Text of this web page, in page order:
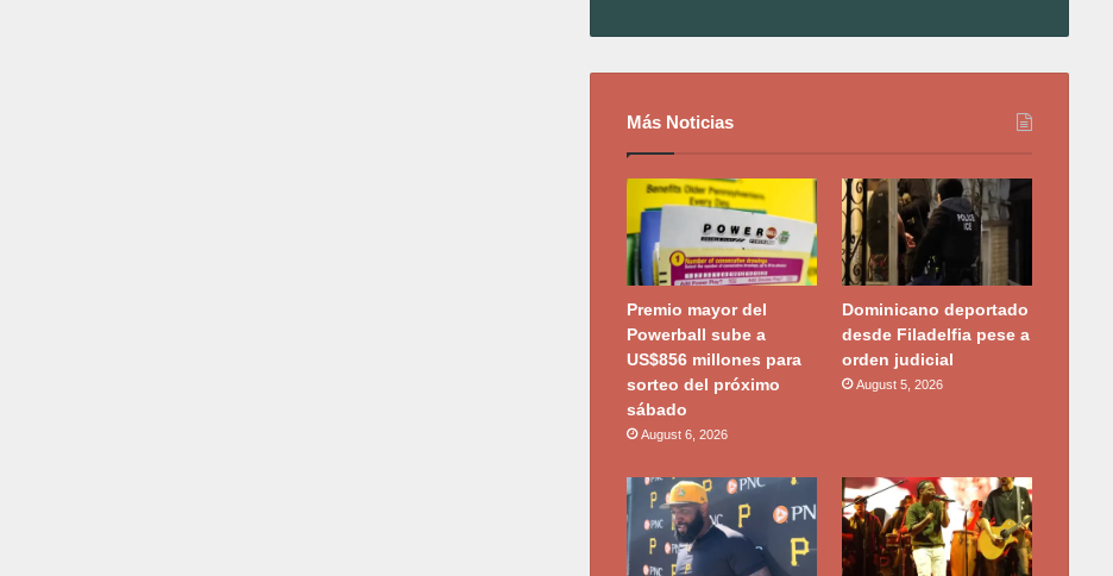
Más Noticias
Premio mayor del
Powerball sube a
US$856 millones para
sorteo del próximo
sábado
August 6, 2026
Dominicano deportado
desde Filadelfia pese a
orden judicial
August 5, 2026